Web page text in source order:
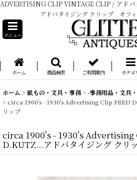
ADVERTISING CLIP VINTAGE CLIP / アドバ
アドバタイジング クリップ オフ
メニュー
ホーム 商品検索 ご利用案内 カテゴ
ホーム > 紙もの・文具・事務> -事務用品・文具
> circa 1900's - 1930's Advertising Clip FRED
リップ
circa 1900's - 1930's
D.KUTZ...アドバタイジング クリ